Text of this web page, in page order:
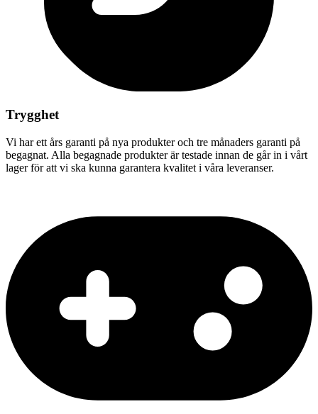
Trygghet
Vi har ett års garanti på nya produkter och tre månaders garanti på
begagnat. Alla begagnade produkter är testade innan de går in i vårt
lager för att vi ska kunna garantera kvalitet i våra leveranser.